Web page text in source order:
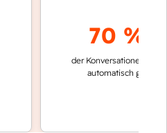
70 %+
der Konversationen werden
automatisch gelöst